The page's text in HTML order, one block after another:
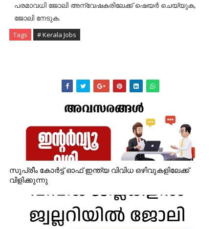
പരമാവധി ജോലി അന്വേഷകരിലേക്ക് ഷെയർ ചെയ്യുക,
ജോലി നേടുക.
Tags # Kerala Jobs
സുപ്രീം കോർട്ട് ഓഫ് ഇന്ത്യ വിവിധ ഒഴിവുകളിലേക്ക്
വിളിക്കുന്നു